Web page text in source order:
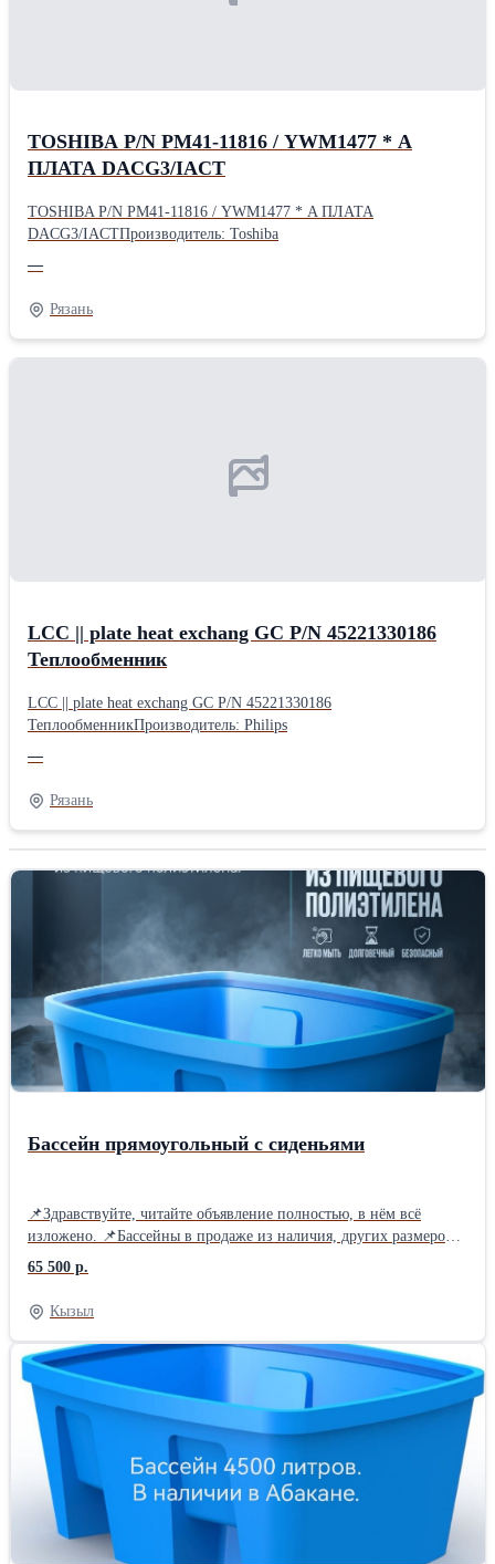
TOSHIBA P/N PM41-11816 / YWM1477 * A
ПЛАТА DACG3/IACT
TOSHIBA P/N PM41-11816 / YWM1477 * A ПЛАТА
DACG3/IACTПроизводитель: Toshiba
—
Рязань
LCC || plate heat exchang GC P/N 45221330186
Теплообменник
LCC || plate heat exchang GC P/N 45221330186
ТеплообменникПроизводитель: Philips
—
Рязань
Бассейн прямоугольный с сиденьями
📌Здравствуйте, читайте объявление полностью, в нём всё
изложено. 📌Бассейны в продаже из наличия, других размеров
нет❗ 📌Смотрите все объявления в профиле продавца,⭐есть
другие варианты бассейнов. 📌Если вдруг объявление не
активно - это совсем не значит, что товара нет в наличии. 📌
Бассейны из полиэтилена в наличии в Абакане на Складской, 6
📌Мы работаем будни с 10 до 17 часов, сб до 15 часов. 📌Бассейн
прямоугольный с креслами. Изготовлен из пищевого
полиэтилена ротационным методом, не имеет сварных швов. 🚩
Длина 2500 мм. 🚩 Ширина 2040 мм. 🚩 Глубина 1080 мм. 🚩
Объём 4500 литров. 🚩Цена действительна неделю с момента
публикации от 04.08.2026г, далее актуальную стоимость Вы
можете узнать по телефону или у нас в магазине.
65 500 р.
Кызыл